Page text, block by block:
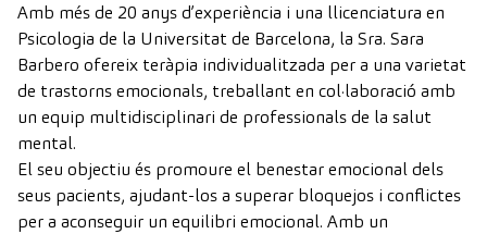
Amb més de 20 anys d’experiència i una llicenciatura en
Psicologia de la Universitat de Barcelona, la Sra. Sara
Barbero ofereix teràpia individualitzada per a una varietat
de trastorns emocionals, treballant en col·laboració amb
un equip multidisciplinari de professionals de la salut
mental.
El seu objectiu és promoure el benestar emocional dels
seus pacients, ajudant-los a superar bloquejos i conflictes
per a aconseguir un equilibri emocional. Amb un